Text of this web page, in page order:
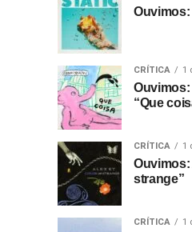
Ouvimos:
CRÍTICA 1
“Que
CRÍTICA 1
Ouvimos:
strange”
CRÍTICA 1